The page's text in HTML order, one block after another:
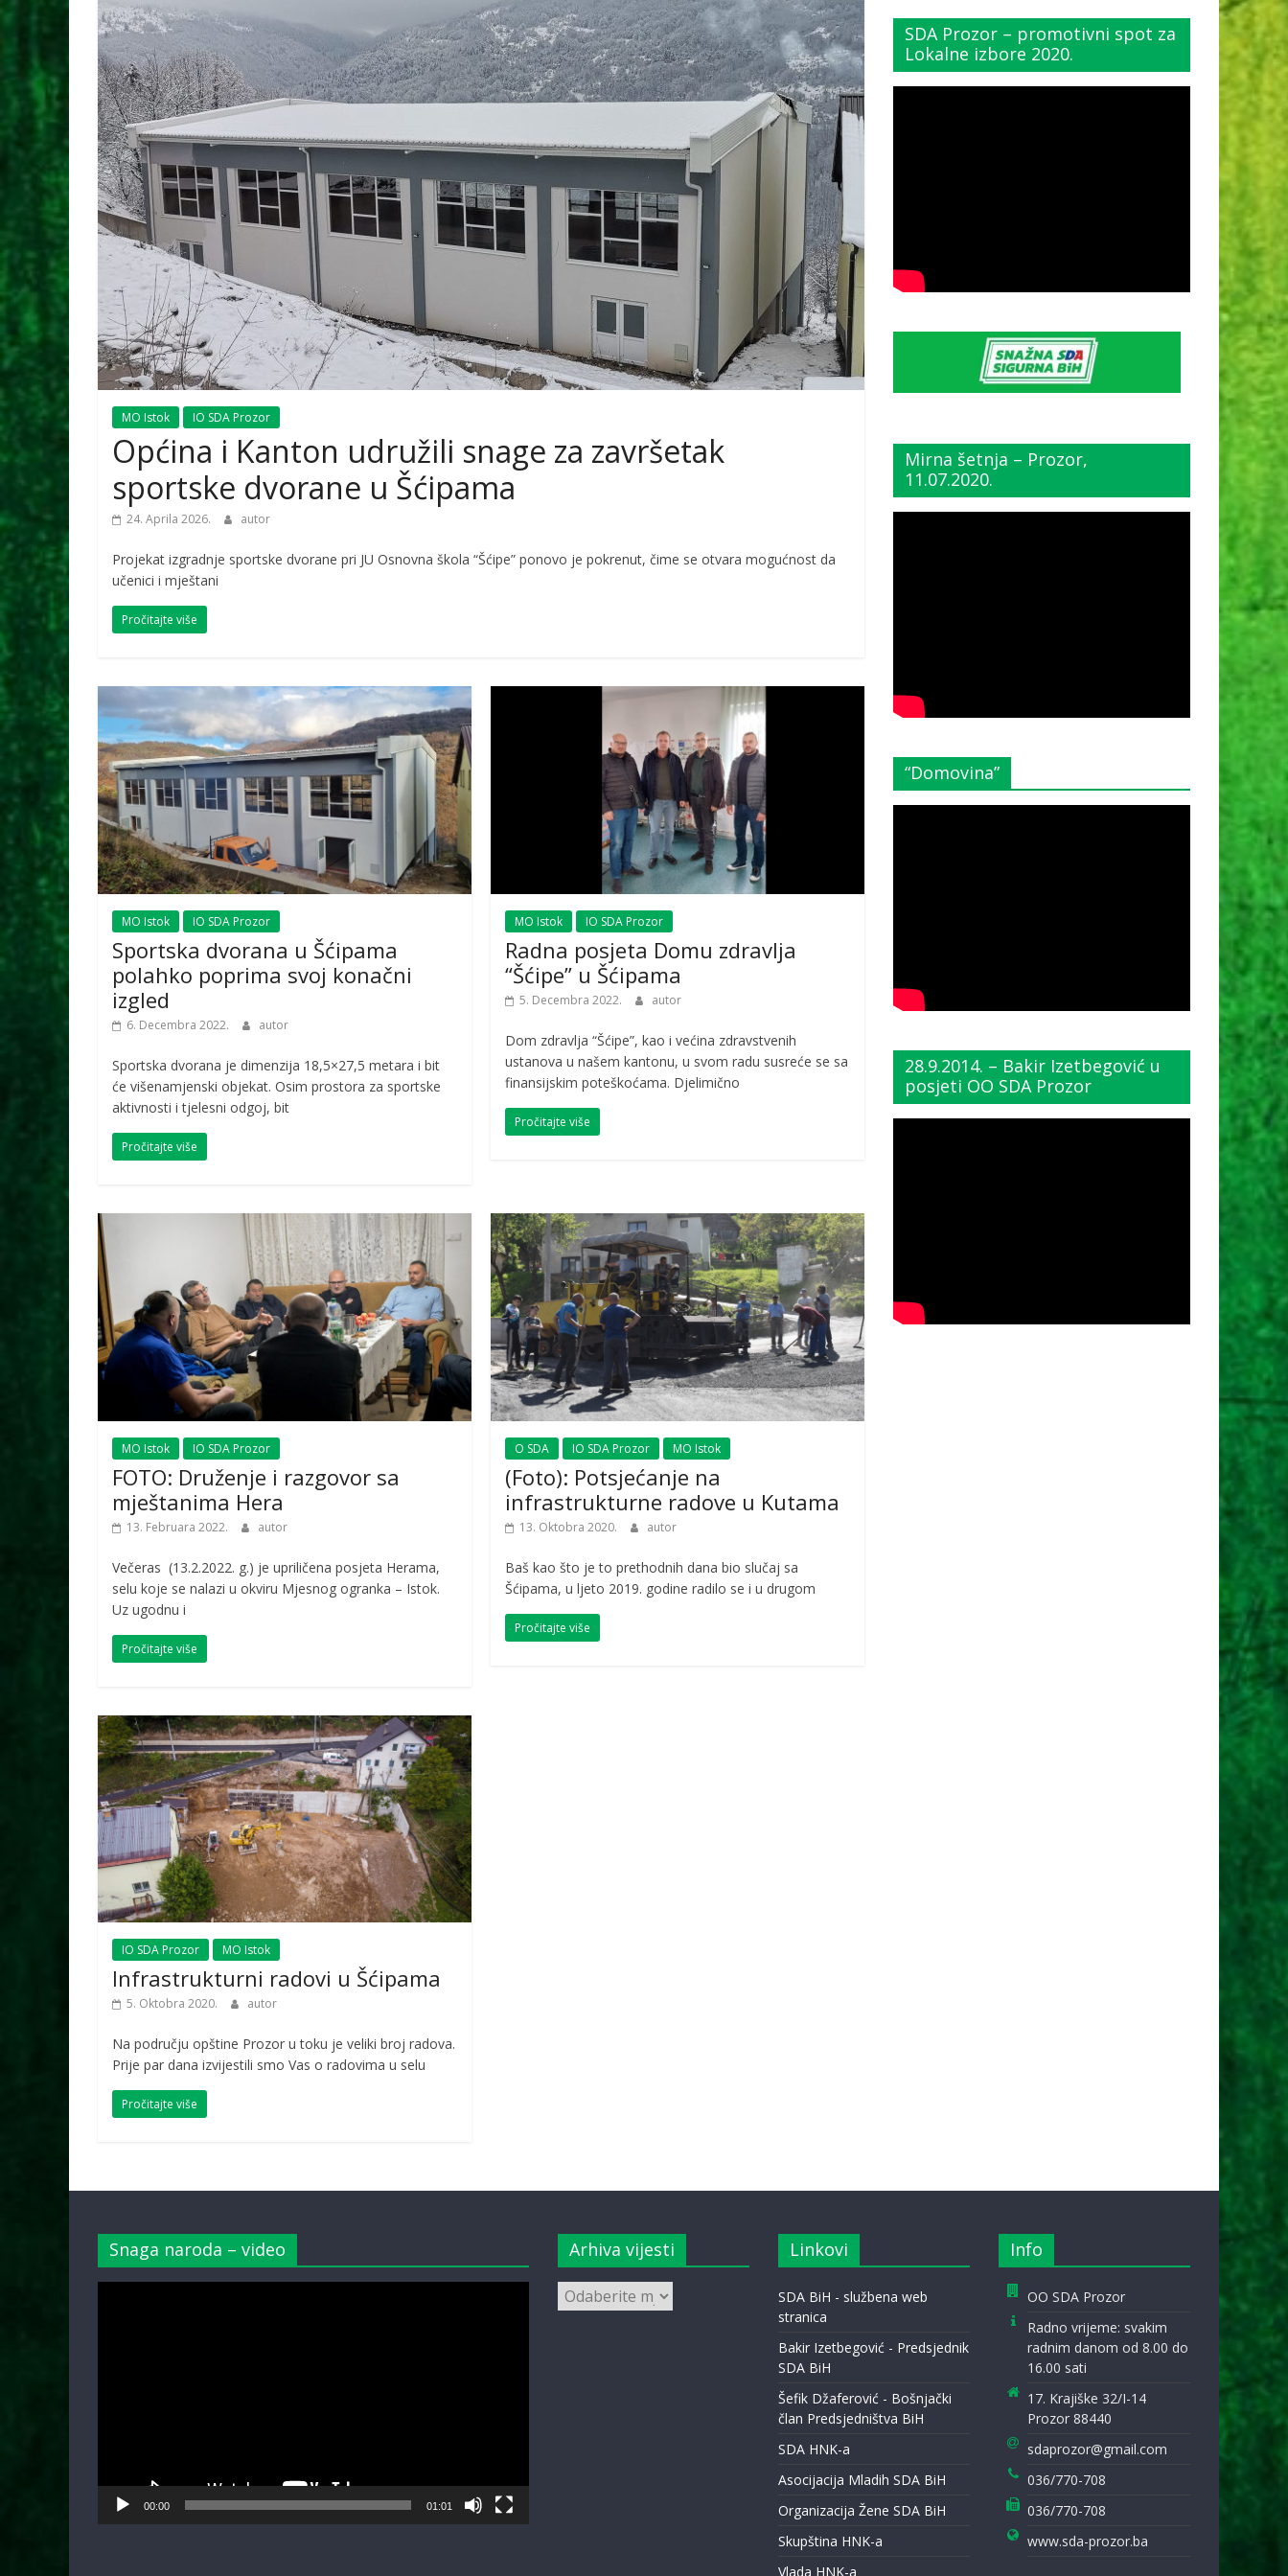
MO Istok IO SDA Prozor
Općina i Kanton udružili snage za završetak
sportske dvorane u Šćipama
24. Aprila 2026. autor
Projekat izgradnje sportske dvorane pri JU Osnovna škola “Šćipe” ponovo je pokrenut, čime se otvara mogućnost da
učenici i mještani
Pročitajte više
MO Istok IO SDA Prozor
Sportska dvorana u Šćipama
polahko poprima svoj konačni
izgled
6. Decembra 2022. autor
Sportska dvorana je dimenzija 18,5×27,5 metara i bit
će višenamjenski objekat. Osim prostora za sportske
aktivnosti i tjelesni odgoj, bit
Pročitajte više
MO Istok IO SDA Prozor
Radna posjeta Domu zdravlja
“Šćipe” u Šćipama
5. Decembra 2022. autor
Dom zdravlja “Šćipe”, kao i većina zdravstvenih
ustanova u našem kantonu, u svom radu susreće se sa
finansijskim poteškoćama. Djelimično
Pročitajte više
MO Istok IO SDA Prozor
FOTO: Druženje i razgovor sa
mještanima Hera
13. Februara 2022. autor
Večeras (13.2.2022. g.) je upriličena posjeta Herama,
selu koje se nalazi u okviru Mjesnog ogranka – Istok.
Uz ugodnu i
Pročitajte više
O SDA IO SDA Prozor MO Istok
(Foto): Potsjećanje na
infrastrukturne radove u Kutama
13. Oktobra 2020. autor
Baš kao što je to prethodnih dana bio slučaj sa
Šćipama, u ljeto 2019. godine radilo se i u drugom
Pročitajte više
IO SDA Prozor MO Istok
Infrastrukturni radovi u Šćipama
5. Oktobra 2020. autor
Na području opštine Prozor u toku je veliki broj radova.
Prije par dana izvijestili smo Vas o radovima u selu
Pročitajte više
SDA Prozor – promotivni spot za
Lokalne izbore 2020.
Mirna šetnja – Prozor,
11.07.2020.
“Domovina”
28.9.2014. – Bakir Izetbegović u
posjeti OO SDA Prozor
Snaga naroda – video
00:00 01:01
Arhiva vijesti
Arhiva
vijesti
Linkovi
SDA BiH - službena web
stranica
Bakir Izetbegović - Predsjednik
SDA BiH
Šefik Džaferović - Bošnjački
član Predsjedništva BiH
SDA HNK-a
Asocijacija Mladih SDA BiH
Organizacija Žene SDA BiH
Skupština HNK-a
Vlada HNK-a
Info
OO SDA Prozor
Radno vrijeme: svakim
radnim danom od 8.00 do
16.00 sati
17. Krajiške 32/I-14
Prozor 88440
sdaprozor@gmail.com
036/770-708
036/770-708
www.sda-prozor.ba